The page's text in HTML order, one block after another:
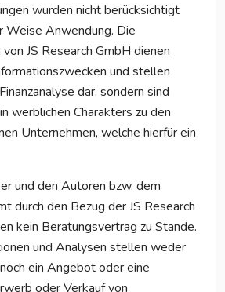
wurden nicht berücksichtigt
Weise Anwendung. Die
JS Research GmbH dienen
und stellen
dar, sondern sind
werblichen Charakters zu den
Unternehmen, welche hierfür ein
und den Autoren bzw. dem
durch den Bezug der JS Research
kein Beratungsvertrag zu Stande.
und Analysen stellen weder
ein Angebot oder eine
oder Verkauf von